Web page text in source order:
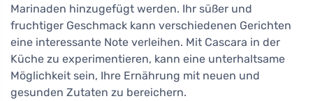
Marinaden hinzugefügt werden. Ihr süßer und
fruchtiger Geschmack kann verschiedenen Gerichten
eine interessante Note verleihen. Mit Cascara in der
Küche zu experimentieren, kann eine unterhaltsame
Möglichkeit sein, Ihre Ernährung mit neuen und
gesunden Zutaten zu bereichern.